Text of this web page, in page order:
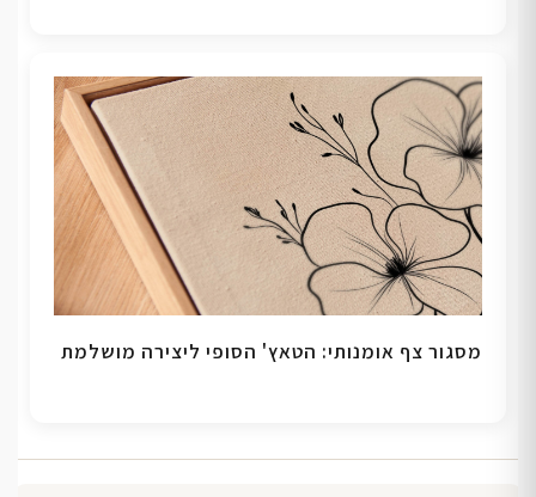
מסגור צף אומנותי: הטאץ' הסופי ליצירה מושלמת